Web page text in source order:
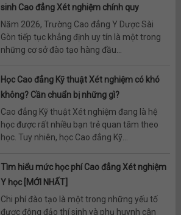
sinh Cao đẳng Xét nghiệm chính quy
Năm 2026, Trường Cao đẳng Y Dược Sài
Gòn tiếp tục khẳng định uy tín là một trong
những cơ sở đào tạo hàng đầu...
Học Cao đẳng Kỹ thuật Xét nghiệm có khó
không? Cần chuẩn bị những gì?
Cao đẳng Kỹ thuật Xét nghiệm đang là hệ
học được rất nhiều bạn trẻ quan tâm theo
học. Tuy nhiên, học Cao đẳng Kỹ...
Tìm hiểu mức học phí Cao đẳng Xét nghiệm
Y học [MỚI NHẤT]
Chi phí đào tạo là một trong những yếu tố
được đông đảo thí sinh và phụ huynh cân